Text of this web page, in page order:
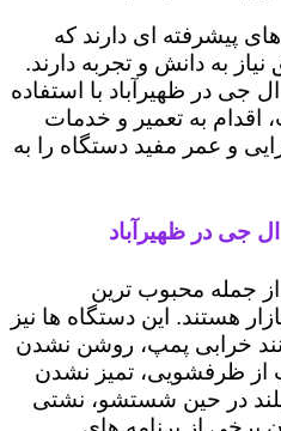
پیشرفته ای دارند که
به دانش و تجربه دارند.
جی در ظهیرآباد با استفاده
اقدام به تعمیر و خدمات
و عمر مفید دستگاه را به
جی در ظهیرآباد
جمله محبوب ترین
هستند. این دستگاه ها نیز
خرابی پمپ، روشن نشدن
ظرفشویی، تمیز نشدن
در حین شستشو، نشتی